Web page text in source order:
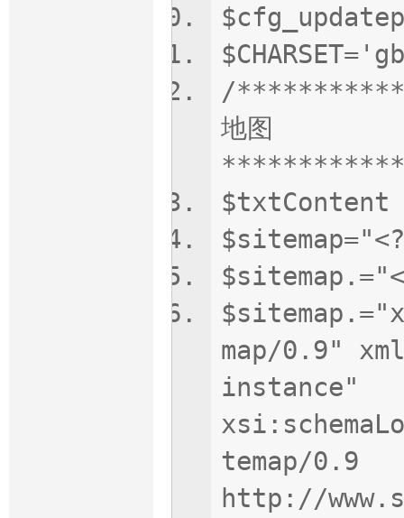
/
地图
map/0.9"
instance"
temap/0.9
http://